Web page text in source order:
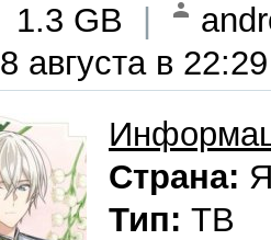
1.3 GB
8 августа в 22:29
Страна:
Тип: ТВ